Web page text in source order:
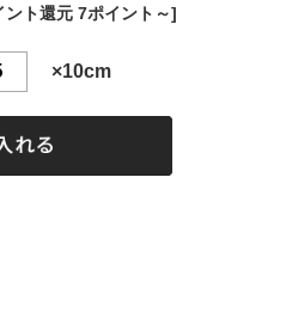
ント還元 7ポイント～]
×10cm